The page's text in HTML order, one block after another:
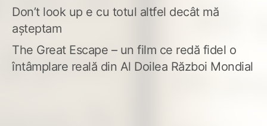
Don’t look up e cu totul altfel decât mă
așteptam
The Great Escape – un film ce redă fidel o
întâmplare reală din Al Doilea Război Mondial